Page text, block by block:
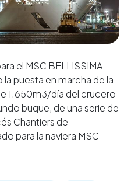
el MSC BELLISSIMA
puesta en marcha de la
1.650m3/día del crucero
buque, de una serie de
Chantiers de
para la naviera MSC